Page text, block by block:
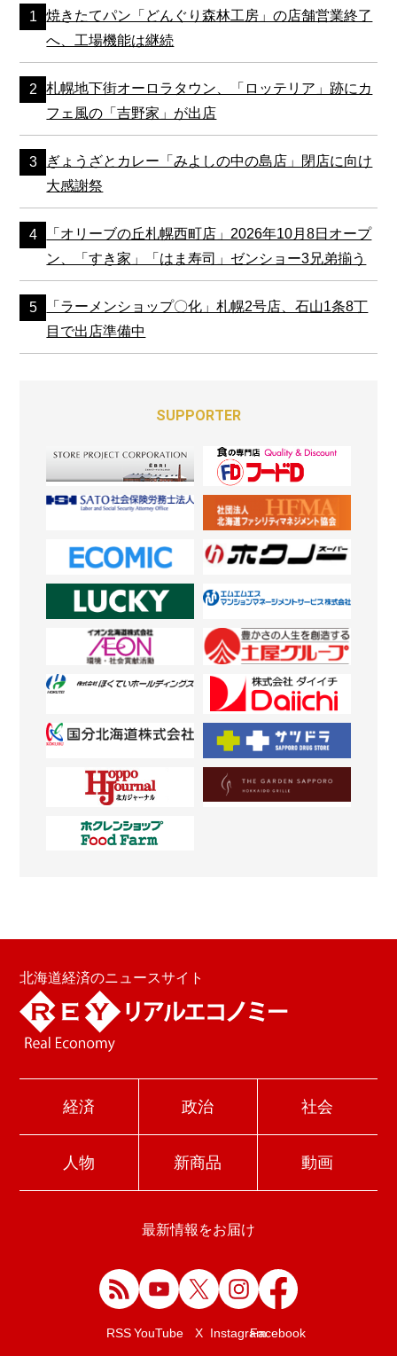
焼きたてパン「どんぐり森林工房」の店舗営業終了
へ、工場機能は継続
札幌地下街オーロラタウン、「ロッテリア」跡にカ
フェ風の「吉野家」が出店
ぎょうざとカレー「みよしの中の島店」閉店に向け
大感謝祭
「オリーブの丘札幌西町店」2026年10月8日オープ
ン、「すき家」「はま寿司」ゼンショー3兄弟揃う
「ラーメンショップ〇化」札幌2号店、石山1条8丁
目で出店準備中
SUPPORTER
北海道経済のニュースサイト
経済 政治 社会
人物 新商品 動画
最新情報をお届け
RSSYouTube X InstagramFacebook